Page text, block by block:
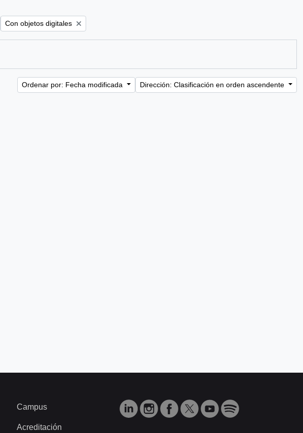
Remove filter:
Con objetos digitales
Ordenar por: Fecha modificada Dirección: Clasificación en orden ascendente
Campus
Acreditación